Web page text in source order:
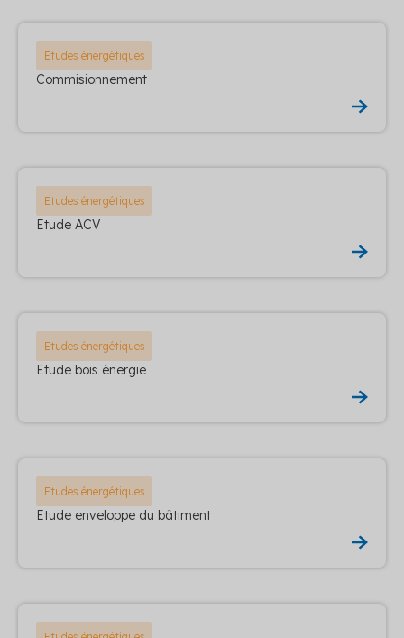
Etudes énergétiques
Commisionnement
Etudes énergétiques
Etude ACV
Etudes énergétiques
Etude bois énergie
Etudes énergétiques
Etude enveloppe du bâtiment